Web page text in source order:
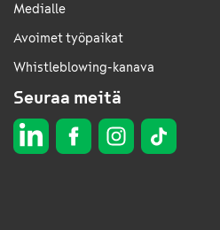
Medialle
Avoimet työpaikat
Whistleblowing-kanava
Seuraa meitä